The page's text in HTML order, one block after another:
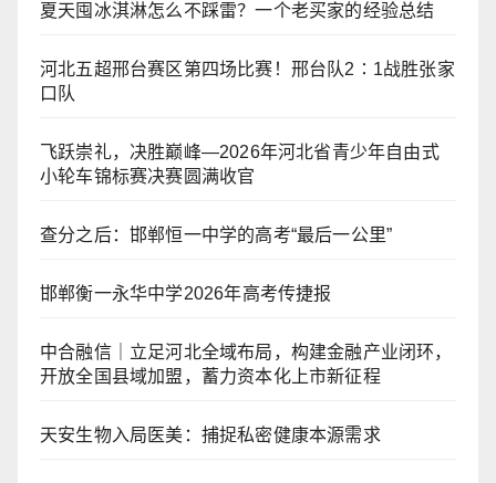
夏天囤冰淇淋怎么不踩雷？一个老买家的经验总结
河北五超邢台赛区第四场比赛！邢台队2∶1战胜张家
口队
飞跃崇礼，决胜巅峰—2026年河北省青少年自由式
小轮车锦标赛决赛圆满收官
查分之后：邯郸恒一中学的高考“最后一公里”
邯郸衡一永华中学2026年高考传捷报
中合融信｜立足河北全域布局，构建金融产业闭环，
开放全国县域加盟，蓄力资本化上市新征程
天安生物入局医美：捕捉私密健康本源需求